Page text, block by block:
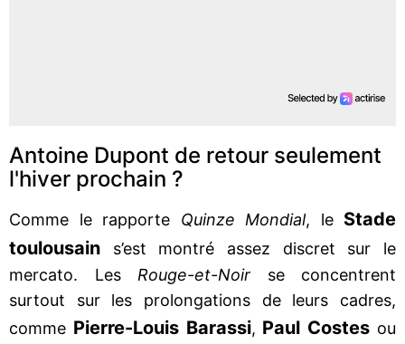
Antoine Dupont de retour seulement
l'hiver prochain ?
Comme le rapporte Quinze Mondial, le Stade
toulousain s’est montré assez discret sur le
mercato. Les Rouge-et-Noir se concentrent
surtout sur les prolongations de leurs cadres,
comme Pierre-Louis Barassi, Paul Costes ou